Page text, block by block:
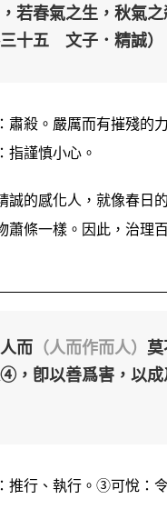
若春氣之生，秋氣
十五 文子．精誠）
殺。嚴厲而有摧殘的
謹慎小心。
誠的感化人，就像春日
蕭條一樣。因此，治理
而 （人而作而人）
，卽以善爲害，以
行、執行。③可悅：